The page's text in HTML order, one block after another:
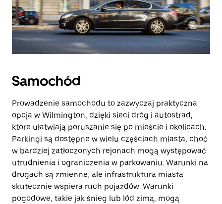
Samochód
Prowadzenie samochodu to zazwyczaj praktyczna
opcja w Wilmington, dzięki sieci dróg i autostrad,
które ułatwiają poruszanie się po mieście i okolicach.
Parkingi są dostępne w wielu częściach miasta, choć
w bardziej zatłoczonych rejonach mogą występować
utrudnienia i ograniczenia w parkowaniu. Warunki na
drogach są zmienne, ale infrastruktura miasta
skutecznie wspiera ruch pojazdów. Warunki
pogodowe, takie jak śnieg lub lód zimą, mogą